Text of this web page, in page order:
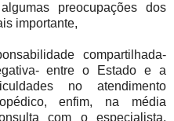
preocupações dos
importante,
compartilhada-
entre o Estado e a
no atendimento
enfim, na média
com o especialista,